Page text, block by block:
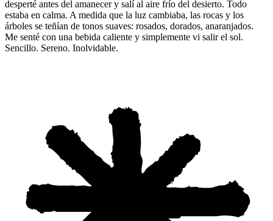
desperté antes del amanecer y salí al aire frío del desierto. Todo
estaba en calma. A medida que la luz cambiaba, las rocas y los
árboles se teñían de tonos suaves: rosados, dorados, anaranjados.
Me senté con una bebida caliente y simplemente vi salir el sol.
Sencillo. Sereno. Inolvidable.